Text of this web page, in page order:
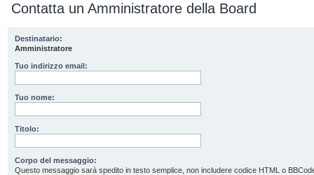
Contatta un Amministratore della Board
Destinatario:
Amministratore
Tuo indirizzo email:
Tuo nome:
Titolo:
Corpo del messaggio:
Questo messaggio sarà spedito in testo semplice, non includere codice HTML o